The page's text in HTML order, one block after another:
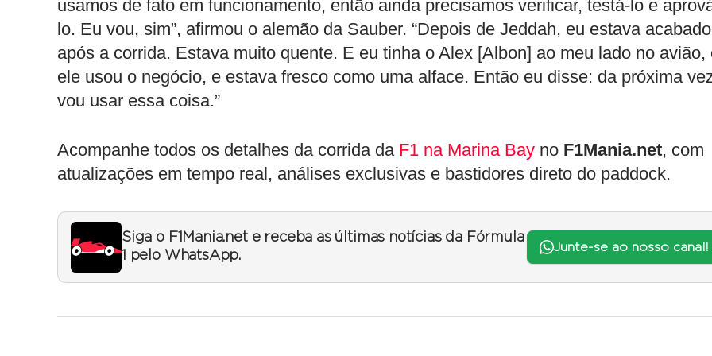
usamos de fato em funcionamento, então ainda precisamos verificar, testá-lo e
lo. Eu vou, sim”, afirmou o alemão da Sauber. “Depois de Jeddah, eu estava acabado
após a corrida. Estava muito quente. E eu tinha o Alex [Albon] ao meu lado no avião,
ele usou o negócio, e estava fresco como uma alface. Então eu disse: da próxima
vou usar essa coisa.”
Acompanhe todos os detalhes da corrida da F1 na Marina Bay no F1Mania.net, com
atualizações em tempo real, análises exclusivas e bastidores direto do paddock.
Siga o F1Mania.net e receba as últimas notícias da Fórmula
1 pelo WhatsApp.
Junte-se ao nosso canal!